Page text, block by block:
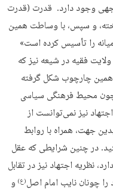
وجود دارد. قدرت (قدرت
و سپس، با وساطت همین
را تأسیس كرده است»
و ولایت فقیه در شیعه نیز که
همین چارچوب شکل گرفته
فیرحی، «چون محیط فرهنگی سیاسی
نیز نمی‌توانست از
جهت، همراه با روابط
در چنین شرایطی كه عقل
نظریه اجتهاد نیز در تقابل
را چونان نایب امام اصل(ع) و